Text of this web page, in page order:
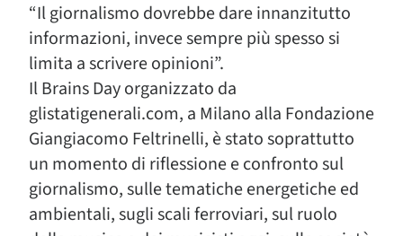
“Il giornalismo dovrebbe dare innanzitutto
informazioni, invece sempre più spesso si
limita a scrivere opinioni”.
Il Brains Day organizzato da
glistatigenerali.com, a Milano alla Fondazione
Giangiacomo Feltrinelli, è stato soprattutto
un momento di riflessione e confronto sul
giornalismo, sulle tematiche energetiche ed
ambientali, sugli scali ferroviari, sul ruolo